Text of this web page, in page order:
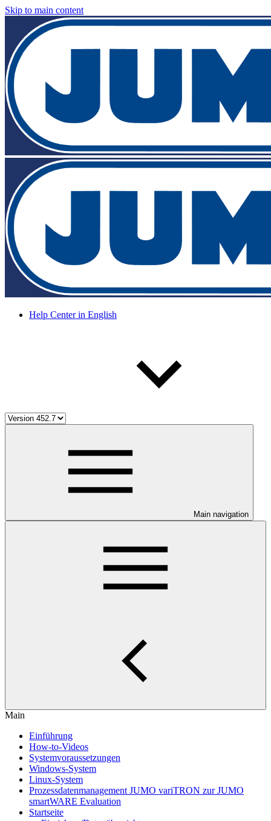
Skip to main content
Help Center in English
Main navigation
Main
Einführung
How-to-Videos
Systemvoraussetzungen
Windows-System
Linux-System
Prozessdatenmanagement JUMO variTRON zur JUMO
smartWARE Evaluation
Startseite